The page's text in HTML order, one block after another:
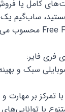
کامل یا
ساب‌گیم
سبک و